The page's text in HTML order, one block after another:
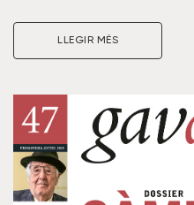
persones que encara ho són o
anys 60 i 70 del segle passat,
canviar les seves condicions de
la crònica d’un món que se’n va.
Visualitza un resum d’aquest
LLEGIR MÉS